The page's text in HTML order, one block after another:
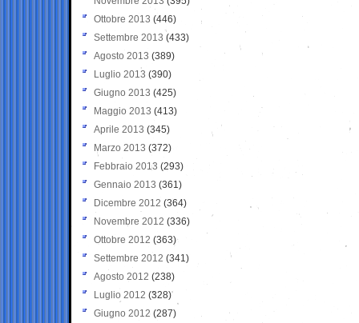
Ottobre 2013 (446)
Settembre 2013 (433)
Agosto 2013 (389)
Luglio 2013 (390)
Giugno 2013 (425)
Maggio 2013 (413)
Aprile 2013 (345)
Marzo 2013 (372)
Febbraio 2013 (293)
Gennaio 2013 (361)
Dicembre 2012 (364)
Novembre 2012 (336)
Ottobre 2012 (363)
Settembre 2012 (341)
Agosto 2012 (238)
Luglio 2012 (328)
Giugno 2012 (287)